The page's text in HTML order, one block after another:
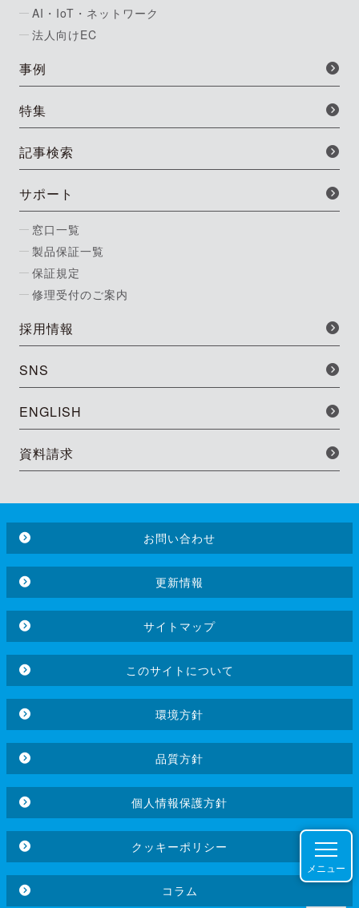
メニュー
AI・IoT・ネットワーク
法人向けEC
事例
特集
記事検索
サポート
窓口一覧
製品保証一覧
保証規定
修理受付のご案内
採用情報
SNS
ENGLISH
資料請求
お問い合わせ
更新情報
サイトマップ
このサイトについて
環境方針
品質方針
個人情報保護方針
クッキーポリシー
コラム